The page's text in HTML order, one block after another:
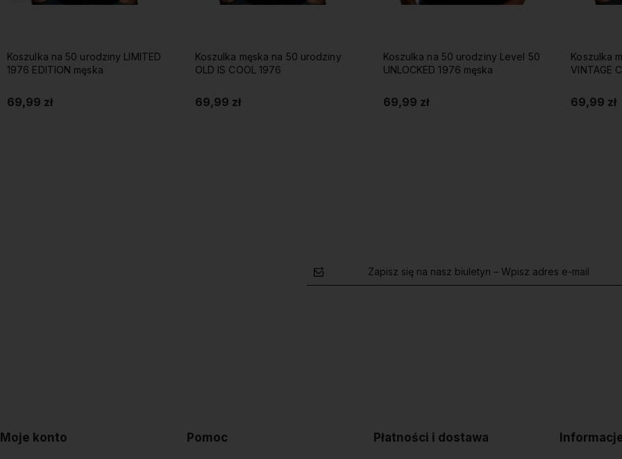
Koszulka na 50 urodziny LIMITED
1976 EDITION męska
69,99 zł
Koszulka męska na 50 urodziny
OLD IS COOL 1976
69,99 zł
Koszulka na 50 urodziny Level 50
UNLOCKED 1976 męska
69,99 zł
Koszulka
VINTAGE
69,99 zł
Zapisz się na nasz biuletyn – Wpisz adres e-mail
Moje konto Pomoc Płatności i dostawa